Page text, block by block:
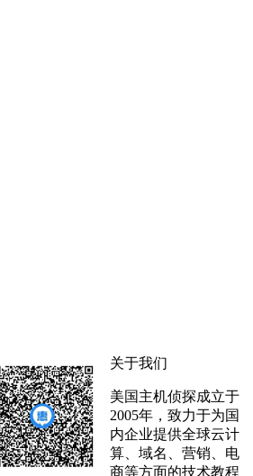
关于我们
美国主机侦探成立于
2005年，致力于为国
内企业提供全球云计
算、域名、营销、电
商等方面的技术教程